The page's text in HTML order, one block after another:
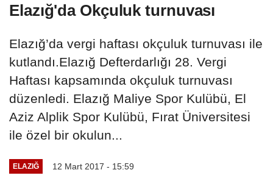
Elazığ'da Okçuluk turnuvası
Elazığ’da vergi haftası okçuluk turnuvası ile
kutlandı.Elazığ Defterdarlığı 28. Vergi
Haftası kapsamında okçuluk turnuvası
düzenledi. Elazığ Maliye Spor Kulübü, El
Aziz Alplik Spor Kulübü, Fırat Üniversitesi
ile özel bir okulun...
ELAZIĞ 12 Mart 2017 - 15:59